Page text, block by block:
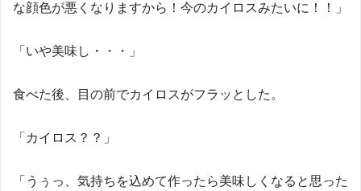
な顔色が悪くなりますから！今のカイロスみたいに！！」
「いや美味し・・・」
食べた後、目の前でカイロスがフラッとした。
「カイロス？？」
「うぅっ、気持ちを込めて作ったら美味しくなると思った